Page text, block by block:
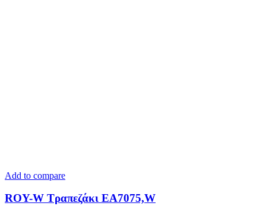
Add to compare
ROY-W Τραπεζάκι ΕΑ7075,W